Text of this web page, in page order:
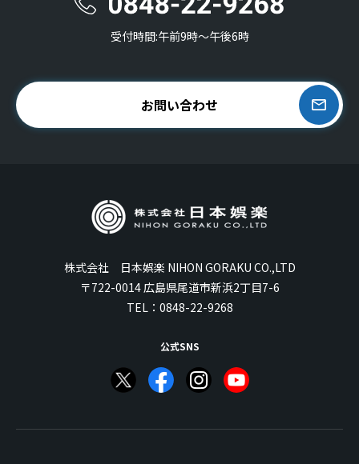
受付時間:午前9時〜午後6時
お問い合わせ
株式会社 日本娯楽 NIHON GORAKU CO.,LTD
〒722-0014 広島県尾道市新浜2丁目7-6
TEL： 0848-22-9268
公式SNS